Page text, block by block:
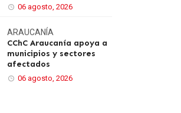
06 agosto, 2026
ARAUCANÍA
CChC Araucanía apoya a
municipios y sectores
afectados
06 agosto, 2026